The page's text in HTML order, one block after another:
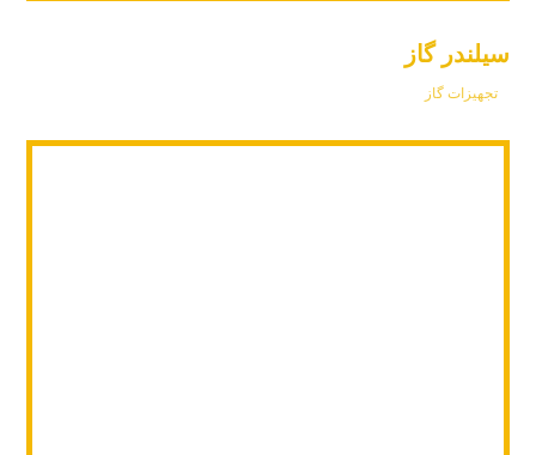
سیلندر گاز
تجهیزات گاز